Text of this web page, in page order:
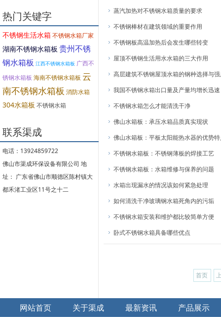
热门关键字
不锈钢生活水箱不锈钢水箱厂家
湖南不锈钢水箱板 贵州不锈
钢水箱板 江西不锈钢水箱板 广西不
锈钢水箱板 海南不锈钢水箱板 云
南不锈钢水箱板 消防水箱
304水箱板 不锈钢水箱
联系渠成
电话：13924859722
佛山市渠成环保设备有限公司 地
址： 广东省佛山市顺德区陈村镇大
都禾渚工业区11号之十二
蒸汽加热对不锈钢水箱质量的要求
不锈钢棒材在建筑领域的重要作用
不锈钢板高温加热后会发生哪些转变
屋顶不锈钢生活用水水箱的三大作用
高层建筑不锈钢屋顶水箱的钢种选择与
我国不锈钢水箱出口量及产量均增长迅速
不锈钢水箱怎么才能清洗干净
佛山水箱板：承压水箱品质真实现状
佛山水箱板：平板太阳能热水器的优势
不锈钢水箱板：不锈钢薄板的焊接工艺
不锈钢水箱板：水箱维修与保养的问题
水箱出现漏水的情况该如何紧急处理
如何清洗干净玻璃钢水箱死角内的污垢
不锈钢水箱安装和维护都比较简单方便
卧式不锈钢水箱具备哪些优点
首页
网站首页 关于渠成 最新资讯 产品展示